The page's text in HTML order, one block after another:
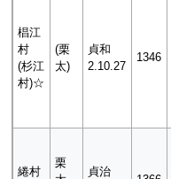
椙江
村
(杉江
村)☆
(栗
太)
貞和
2.10.27
1346
綣村
栗
貞治